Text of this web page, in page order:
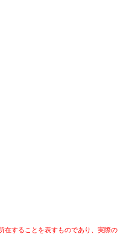
在することを表すものであり、実際の